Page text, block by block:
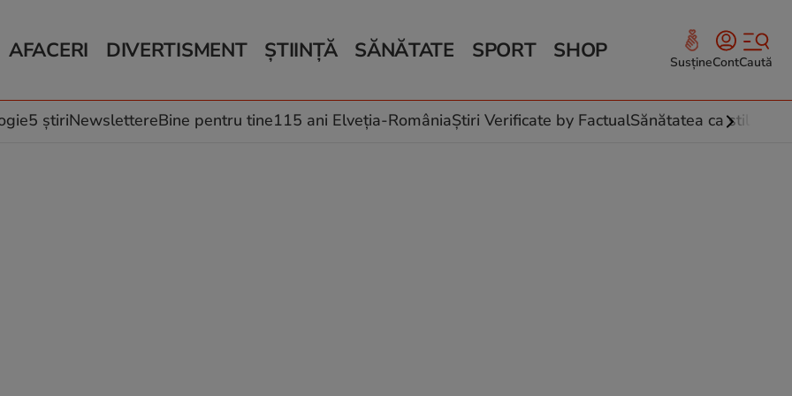
AFACERI
Auto
Locuri de muncă
DIVERTISMENT
Horoscop
Muzică și Filme
ȘTIINȚĂ
Schimbări climatice
SĂNĂTATE
Relații
Rețete culinare
SPORT SHOP SusțineContCaută
5 știriNewslettereBine pentru tine115 ani Elveția-RomâniaȘtiri Verificate by FactualSănătatea ca stil de